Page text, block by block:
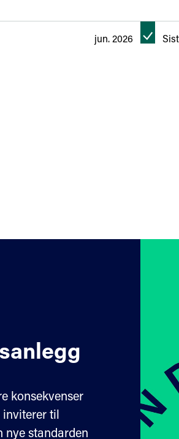
jun. 2026
konsekvenser
inviterer til
nye standarden